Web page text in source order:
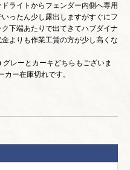
ライトからフェンダー内側へ専用
ったん少し露出しますがすぐにフ
下端あたりで出てきてハブダイナ
よりも作業工賃の方が少し高くな
レーとカーキどちらもございま
ー在庫切れです。